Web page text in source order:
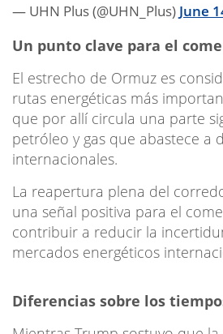
— UHN Plus (@UHN_Plus) June
Un punto clave para el
El estrecho de Ormuz es
rutas energéticas más
que por allí circula una parte
petróleo y gas que abastece a
internacionales.
La reapertura plena del
una señal positiva para el
contribuir a reducir la
mercados energéticos
Diferencias sobre los